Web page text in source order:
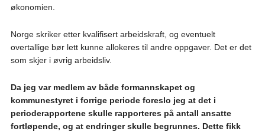
økonomien.
Norge skriker etter kvalifisert arbeidskraft, og eventuelt
overtallige bør lett kunne allokeres til andre oppgaver. Det er det
som skjer i øvrig arbeidsliv.
Da jeg var medlem av både formannskapet og
kommunestyret i forrige periode foreslo jeg at det i
perioderapportene skulle rapporteres på antall ansatte
fortløpende, og at endringer skulle begrunnes. Dette fikk